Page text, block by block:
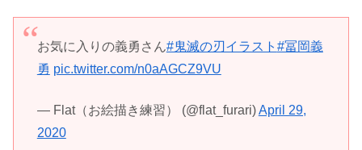
お気に入りの義勇さん#鬼滅の刃イラスト #冨岡義
勇 pic.twitter.com/n0aAGCZ9VU
— Flat（お絵描き練習） (@flat_furari)April 29,
2020